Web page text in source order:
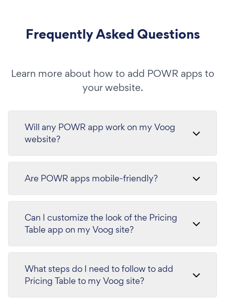
Frequently Asked Questions
Learn more about how to add POWR apps to
your website.
Will any POWR app work on my Voog
website?
Are POWR apps mobile-friendly?
Can I customize the look of the Pricing
Table app on my Voog site?
What steps do I need to follow to add
Pricing Table to my Voog site?